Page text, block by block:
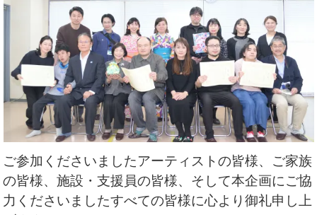
ご参加くださいましたアーティストの皆様、 ご家族
の皆様、施設・支援員の皆様、 そして本企画にご協
力くださいましたすべての皆様に心より御礼申し上